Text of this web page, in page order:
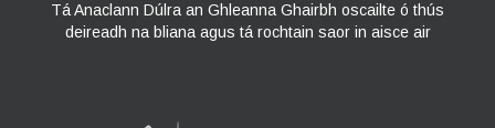
Tá Anaclann Dúlra an Ghleanna Ghairbh oscailte ó thús
deireadh na bliana agus tá rochtain saor in aisce air